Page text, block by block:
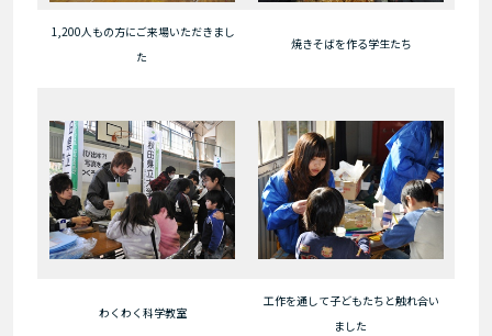
1,200人もの方にご来場いただきまし
た
焼きそばを作る学生たち
わくわく科学教室
工作を通して子どもたちと触れ合い
ました